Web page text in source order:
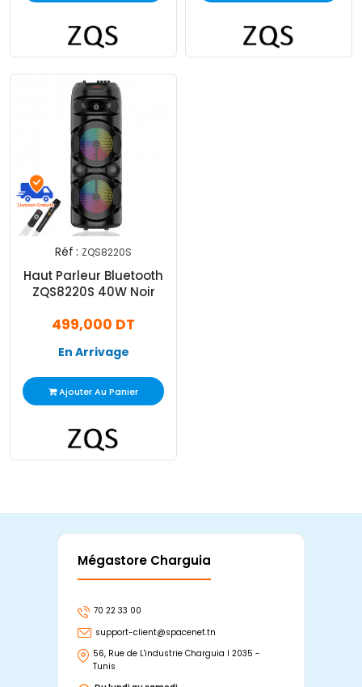
Réf : ZQS8220S
Haut Parleur Bluetooth
ZQS8220S 40W Noir
499,000 DT
En Arrivage
Ajouter Au Panier
Mégastore Charguia
70 22 33 00
support-client@spacenet.tn
56, Rue de L'industrie Charguia I 2035 -
Tunis